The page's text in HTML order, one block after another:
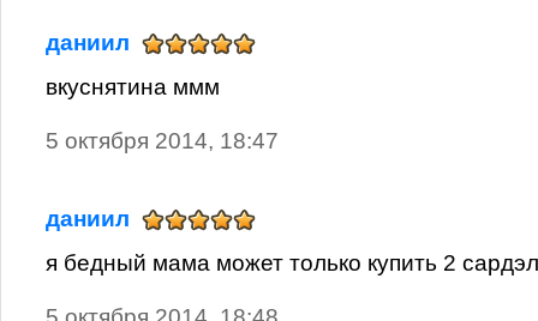
даниил
вкуснятина ммм
5 октября 2014, 18:47
даниил
я бедный мама может только купить 2